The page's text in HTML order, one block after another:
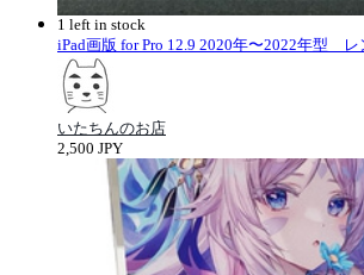
1 left in stock
iPad画版 for Pro 12.9 2020年〜2022年型 レ
いたちんのお店
2,500 JPY